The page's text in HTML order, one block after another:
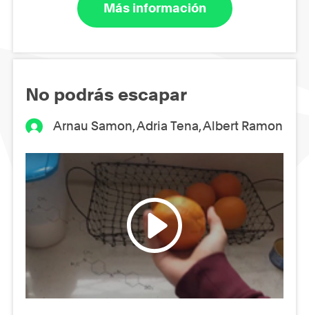
Más información
No podrás escapar
Arnau Samon, Adria Tena, Albert Ramon